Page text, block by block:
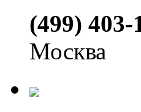
(499) 403-
Москва